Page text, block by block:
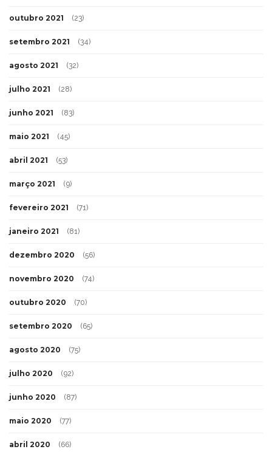
outubro 2021 (23)
setembro 2021 (34)
agosto 2021 (32)
julho 2021 (28)
junho 2021 (83)
maio 2021 (45)
abril 2021 (53)
março 2021 (9)
fevereiro 2021 (71)
janeiro 2021 (81)
dezembro 2020 (56)
novembro 2020 (74)
outubro 2020 (70)
setembro 2020 (65)
agosto 2020 (75)
julho 2020 (92)
junho 2020 (87)
maio 2020 (77)
abril 2020 (66)